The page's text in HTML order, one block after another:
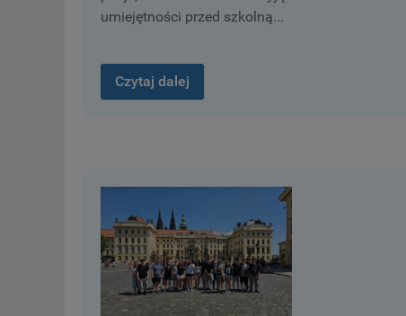
umiejętności przed szkolną...
Czytaj dalej